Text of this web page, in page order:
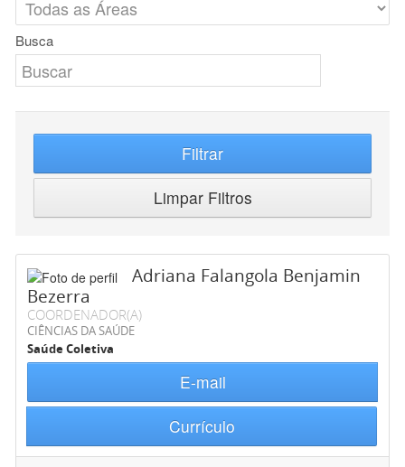
Busca
Filtrar
Limpar Filtros
Adriana Falangola Benjamin
Bezerra
COORDENADOR(A)
CIÊNCIAS DA SAÚDE
Saúde Coletiva
E-mail
Currículo